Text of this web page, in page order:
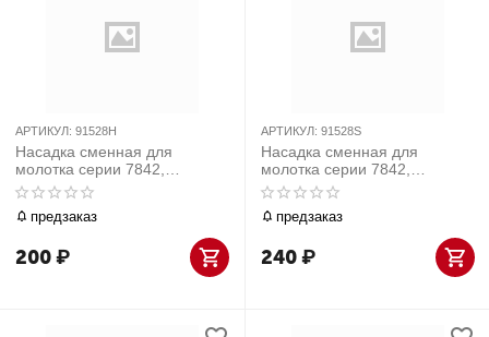
АРТИКУЛ: 91528H
Насадка сменная для
молотка серии 7842,
полиуретан, 22 мм, твердая
предзаказ
200₽
АРТИКУЛ: 91528S
Насадка сменная для
молотка серии 7842,
полиуретан, 22 мм, мягкая
предзаказ
240₽